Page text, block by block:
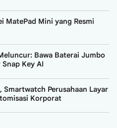
MatePad Mini yang Resmi
Bawa Baterai Jumbo
Key AI
Smartwatch Perusahaan Layar
Korporat